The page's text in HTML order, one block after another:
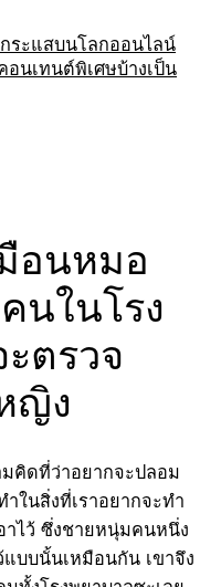
ระแสบนโลกออนไลน์
นเทนต์พิเศษบ้างเป็น
อนหมอ
นในโรง
ตรวจ
ญิง
คิดที่ว่าอยากจะปลอม
ในสิ่งที่เราอยากจะทำ
าไว้ ซึ่งชายหนุ่มคนหนึ่ง
แบบนั้นเหมือนกัน เขาจึง